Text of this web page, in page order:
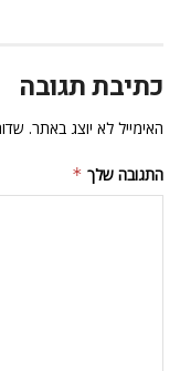
כתיבת תגובה
האימייל לא יוצג באתר.
התגובה שלך *